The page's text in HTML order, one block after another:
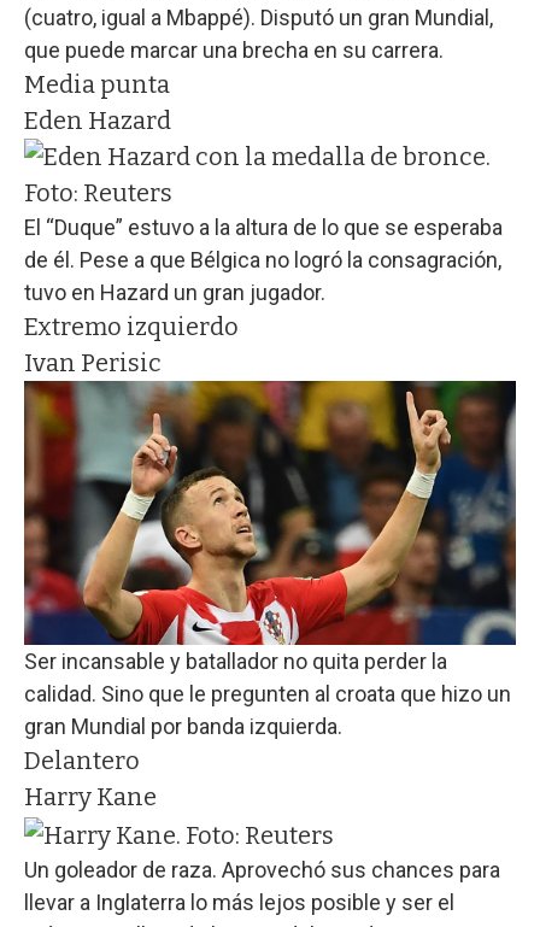
(cuatro, igual a Mbappé). Disputó un gran Mundial,
que puede marcar una brecha en su carrera.
Media punta
Eden Hazard
El “Duque” estuvo a la altura de lo que se esperaba
de él. Pese a que Bélgica no logró la consagración,
tuvo en Hazard un gran jugador.
Extremo izquierdo
Ivan Perisic
Ser incansable y batallador no quita perder la
calidad. Sino que le pregunten al croata que hizo un
gran Mundial por banda izquierda.
Delantero
Harry Kane
Un goleador de raza. Aprovechó sus chances para
llevar a Inglaterra lo más lejos posible y ser el